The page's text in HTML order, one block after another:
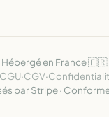
Hébergé en France 🇫🇷
CGU·CGV·
par Stripe ·